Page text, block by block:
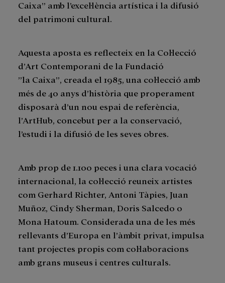
Caixa” amb l’excel·lència artística i la difusió
del patrimoni cultural.
Aquesta aposta es reflecteix en la Col·lecció
d’Art Contemporani de la Fundació
”la Caixa”, creada el 1985, una col·lecció amb
més de 40 anys d’història que properament
disposarà d’un nou espai de referència,
l’ArtHub, concebut per a la conservació,
l’estudi i la difusió de les seves obres.
Amb prop de 1.1oo peces i una clara vocació
internacional, la col·lecció reuneix artistes
com Gerhard Richter, Antoni Tàpies, Juan
Muñoz, Cindy Sherman, Doris Salcedo o
Mona Hatoum. Considerada una de les més
rellevants d’Europa en l’àmbit privat, impulsa
tant projectes propis com col·laboracions
amb grans museus i centres culturals.